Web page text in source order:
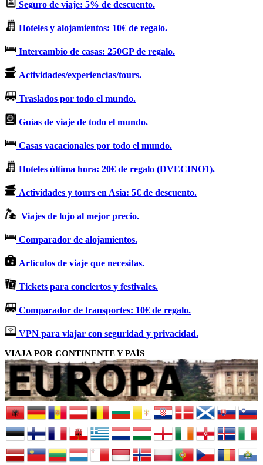
Seguro de viaje: 5% de descuento.
Hoteles y alojamientos: 10€ de regalo.
Intercambio de casas: 250GP de regalo.
Actividades/experiencias/tours.
Traslados por todo el mundo.
Guías de viaje de todo el mundo.
Casas vacacionales por todo el mundo.
Hoteles última hora: 20€ de regalo (DVECINO1).
Actividades y tours en Asia: 5€ de descuento.
Viajes de lujo al mejor precio.
Comparador de alojamientos.
Artículos de viaje que necesitas.
Tickets para conciertos y festivales.
Comparador de transportes: 10€ de regalo.
VPN para viajar con seguridad y privacidad.
VIAJA POR CONTINENTE Y PAÍS